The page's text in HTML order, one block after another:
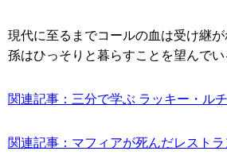
現代に至るまでコールの血は受け継
孫はひっそりと暮らすことを望んでい
関連記事：三分で学ぶ ラッキー・ル
関連記事：マフィアが死んだレストラ